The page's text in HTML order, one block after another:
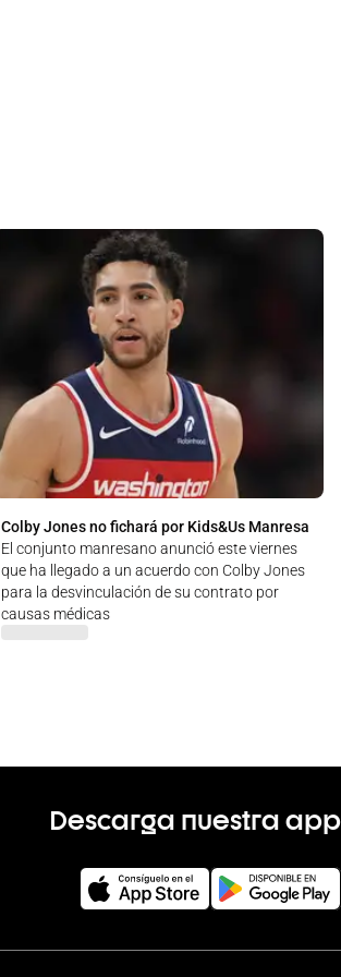
Colby Jones no fichará por Kids&Us Manresa
El conjunto manresano anunció este viernes
que ha llegado a un acuerdo con Colby Jones
para la desvinculación de su contrato por
causas médicas
Descarga nuestra app